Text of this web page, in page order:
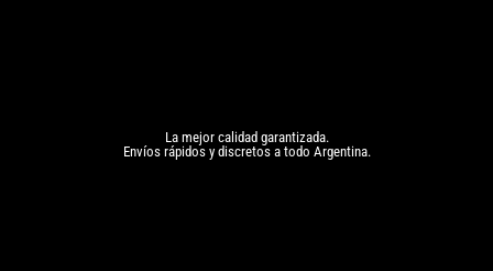
La mejor calidad garantizada.
Envíos rápidos y discretos a todo Argentina.